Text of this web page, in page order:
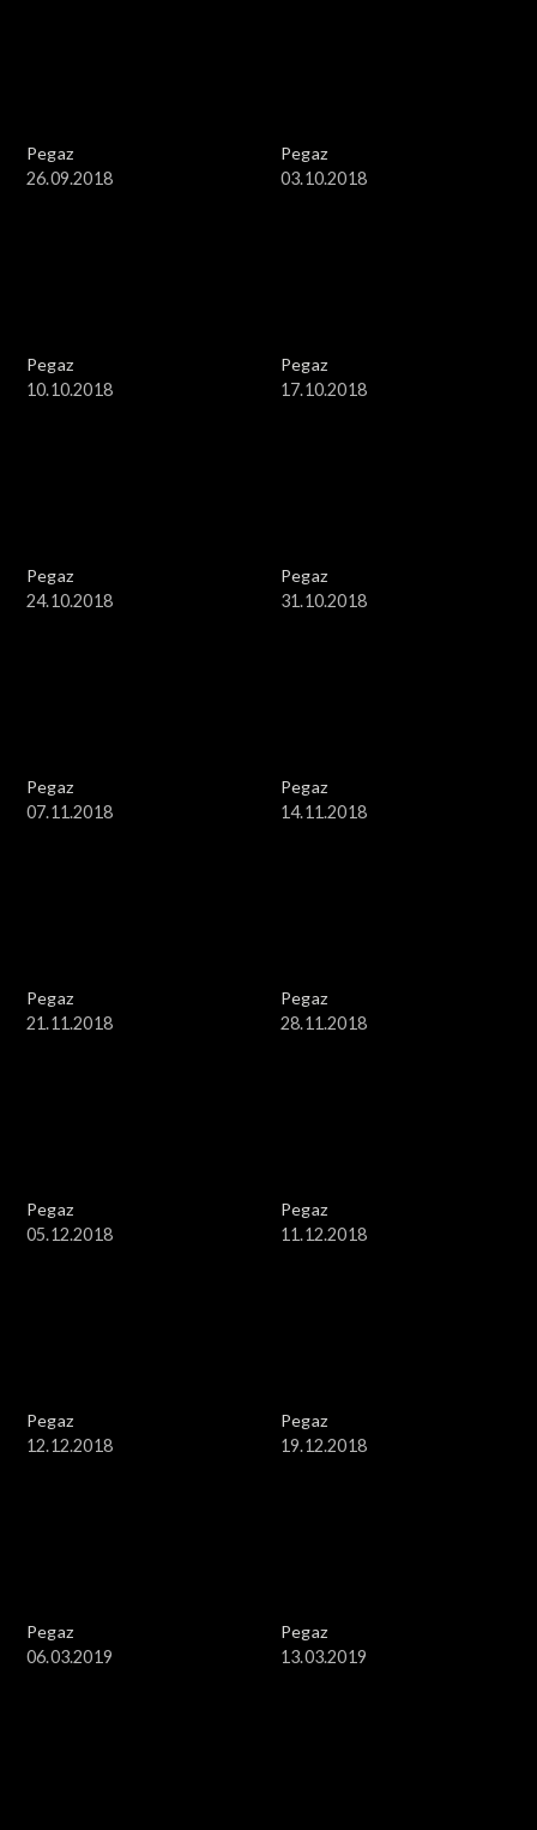
Pegaz
26.09.2018
Pegaz
03.10.2018
Pegaz
10.10.2018
Pegaz
17.10.2018
Pegaz
24.10.2018
Pegaz
31.10.2018
Pegaz
07.11.2018
Pegaz
14.11.2018
Pegaz
21.11.2018
Pegaz
28.11.2018
Pegaz
05.12.2018
Pegaz
11.12.2018
Pegaz
12.12.2018
Pegaz
19.12.2018
Pegaz
06.03.2019
Pegaz
13.03.2019